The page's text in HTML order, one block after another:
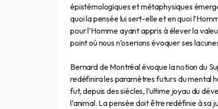
épistémologiques et métaphysiques
quoi la pensée lui sert-elle et en quoi
pour l’Homme ayant appris à élever la
point où nous n’oserions évoquer ses
Bernard de Montréal évoque la notion du
redéfinira les paramètres futurs du mental
fut, depuis des siècles, l’ultime joyau du
l’animal. La pensée doit être redéfinie à sa